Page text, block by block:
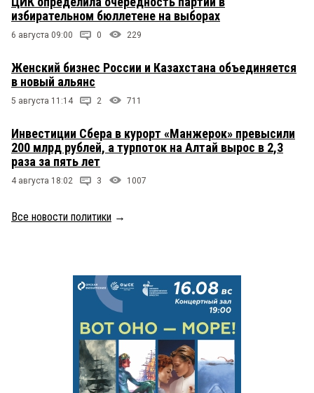
избирательном бюллетене на выборах
6 августа 09:00 0 229
Женский бизнес России и Казахстана объединяется
в новый альянс
5 августа 11:14 2 711
Инвестиции Сбера в курорт «Манжерок» превысили
200 млрд рублей, а турпоток на Алтай вырос в 2,3
раза за пять лет
4 августа 18:02 3 1007
Все новости политики →